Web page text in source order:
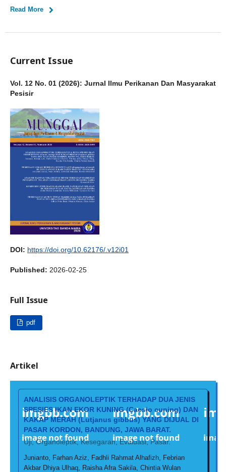
Read More
Current Issue
Vol. 12 No. 01 (2026): Jurnal Ilmu Perikanan Dan Masyarakat
Pesisir
DOI: https://doi.org/10.62176/.v12i01
Published: 2026-02-25
Full Issue
pdf
Artikel
ANALISIS ORGANOLEPTIK TERHADAP DUA JENIS
SPESIES IKAN EKOR KUNING (Caesio cuning) DAN
KAKAP MERAH (Lutjanus gibbus) YANG DIJUAL DI
PASAR KORDON, BANDUNG, JAWA BARAT.
Uji, Organoleptik, Kesegaran, Evaluasi, Pasar.
Junianto, Farhan Aziz, Fadhli Rahmat Alhafizh, Febrian
Akbar Dhiya Ulhaq, Raisha Afra Sakila, Chintia Wulan